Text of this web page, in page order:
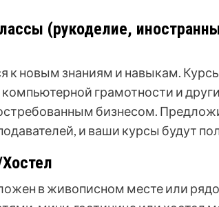
(рукоделие,
к новым знаниям и навыкам.
грамотности и
бизнесом.
и ваши курсы будут
в живописном месте или